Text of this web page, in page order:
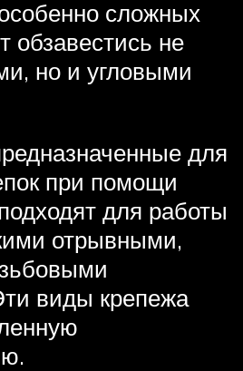
сложных
обзавестись не
но и угловыми
для
при помощи
для работы
отрывными,
виды крепежа